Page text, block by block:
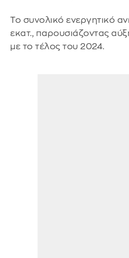
Το συνολικό ενεργητικό
εκατ., παρουσιάζοντας
με το τέλος του 2024.